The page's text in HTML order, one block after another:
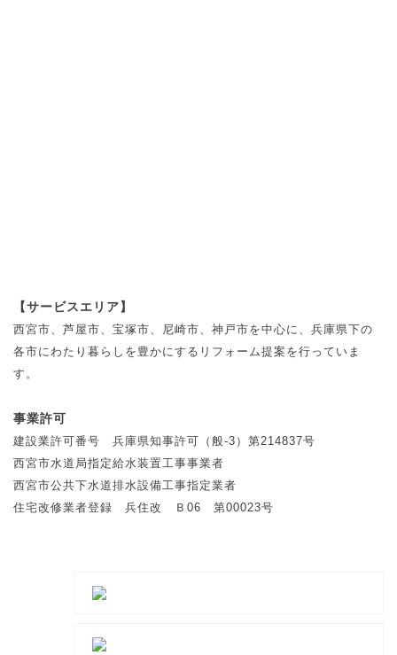
【サービスエリア】
西宮市、芦屋市、宝塚市、尼崎市、神戸市を中心に、兵庫県下の
各市にわたり暮らしを豊かにするリフォーム提案を行っていま
す。
事業許可
建設業許可番号 兵庫県知事許可（般-3）第214837号
西宮市水道局指定給水装置工事事業者
西宮市公共下水道排水設備工事指定業者
住宅改修業者登録 兵住改 Ｂ06 第00023号